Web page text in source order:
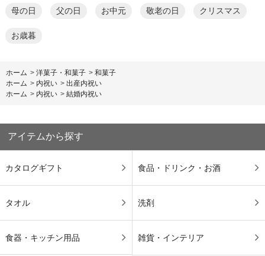
母の日 父の日 お中元 敬老の日 クリスマス
お歳暮
ホーム > 洋菓子・和菓子 > 和菓子
ホーム > 内祝い > 出産内祝い
ホーム > 内祝い > 結婚内祝い
アイテムから探す
カタログギフト 食品・ドリンク・お酒
タオル 洗剤
食器・キッチン用品 雑貨・インテリア